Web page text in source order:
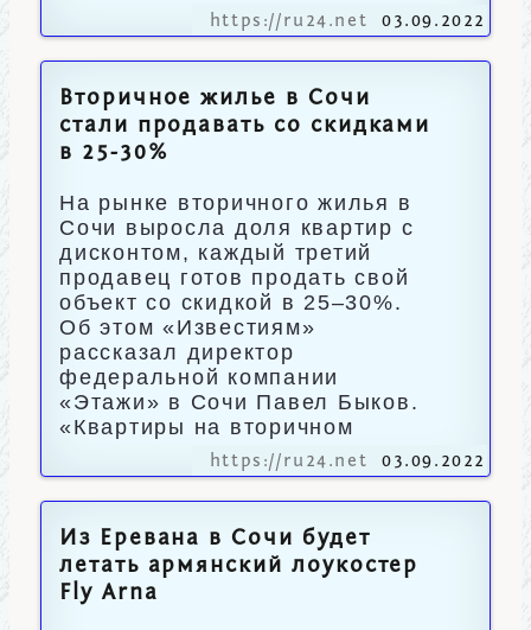
https://ru24.net 03.09.2022
Вторичное жилье в Сочи
стали продавать со скидками
в 25-30%
На рынке вторичного жилья в
Сочи выросла доля квартир с
дисконтом, каждый третий
продавец готов продать свой
объект со скидкой в 25–30%.
Об этом «Известиям»
рассказал директор
федеральной компании
«Этажи» в Сочи Павел Быков.
«Квартиры на вторичном
https://ru24.net 03.09.2022
Из Еревана в Сочи будет
летать армянский лоукостер
Fly Arna